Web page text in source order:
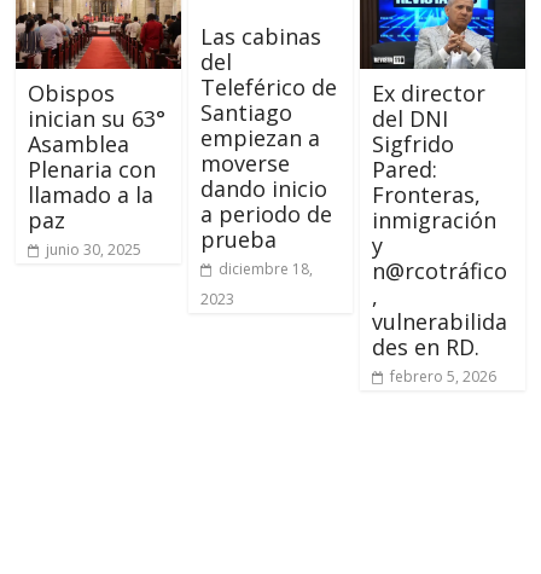
Obispos
inician su 63°
Asamblea
Plenaria con
llamado a la
paz
junio 30, 2025
Las cabinas
del
Teleférico de
Santiago
empiezan a
moverse
dando inicio
a periodo de
prueba
diciembre 18,
2023
Ex director
del DNI
Sigfrido
Pared:
Fronteras,
inmigración
y
n@rcotráfico
,
vulnerabilida
des en RD.
febrero 5, 2026